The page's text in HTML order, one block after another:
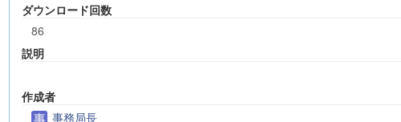
ダウンロード回数
86
説明
作成者
事務局長